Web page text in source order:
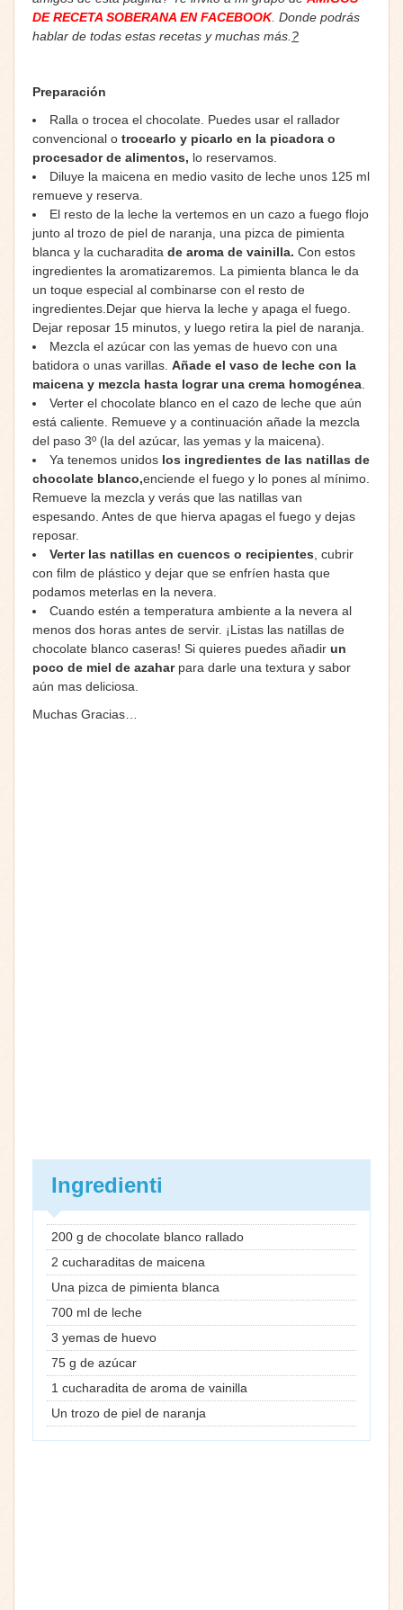
DE RECETA SOBERANA EN FACEBOOK. Donde podrás
hablar de todas estas recetas y muchas más. ?
Preparación
Ralla o trocea el chocolate. Puedes usar el rallador
convencional o trocearlo y picarlo en la picadora o
procesador de alimentos, lo reservamos.
Diluye la maicena en medio vasito de leche unos 125 ml
remueve y reserva.
El resto de la leche la vertemos en un cazo a fuego flojo
junto al trozo de piel de naranja, una pizca de pimienta
blanca y la cucharadita de aroma de vainilla. Con estos
ingredientes la aromatizaremos. La pimienta blanca le da
un toque especial al combinarse con el resto de
ingredientes.Dejar que hierva la leche y apaga el fuego.
Dejar reposar 15 minutos, y luego retira la piel de naranja.
Mezcla el azúcar con las yemas de huevo con una
batidora o unas varillas. Añade el vaso de leche con la
maicena y mezcla hasta lograr una crema homogénea
Verter el chocolate blanco en el cazo de leche que aún
está caliente. Remueve y a continuación añade la mezcla
del paso 3º (la del azúcar, las yemas y la maicena).
Ya tenemos unidos los ingredientes de las natillas de
chocolate blanco,enciende el fuego y lo pones al mínimo.
Remueve la mezcla y verás que las natillas van
espesando. Antes de que hierva apagas el fuego y dejas
reposar.
Verter las natillas en cuencos o recipientes , cubrir
con film de plástico y dejar que se enfríen hasta que
podamos meterlas en la nevera.
Cuando estén a temperatura ambiente a la nevera al
menos dos horas antes de servir. ¡Listas las natillas de
chocolate blanco caseras! Si quieres puedes añadir un
poco de miel de azaharpara darle una textura y sabor
aún mas deliciosa.
Muchas Gracias…
Ingredienti
200 g de chocolate blanco rallado
2 cucharaditas de maicena
Una pizca de pimienta blanca
700 ml de leche
3 yemas de huevo
75 g de azúcar
1 cucharadita de aroma de vainilla
Un trozo de piel de naranja